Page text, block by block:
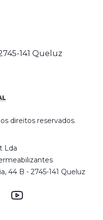
direitos reservados.
Lda
44 B - 2745-141 Queluz
141 Queluz